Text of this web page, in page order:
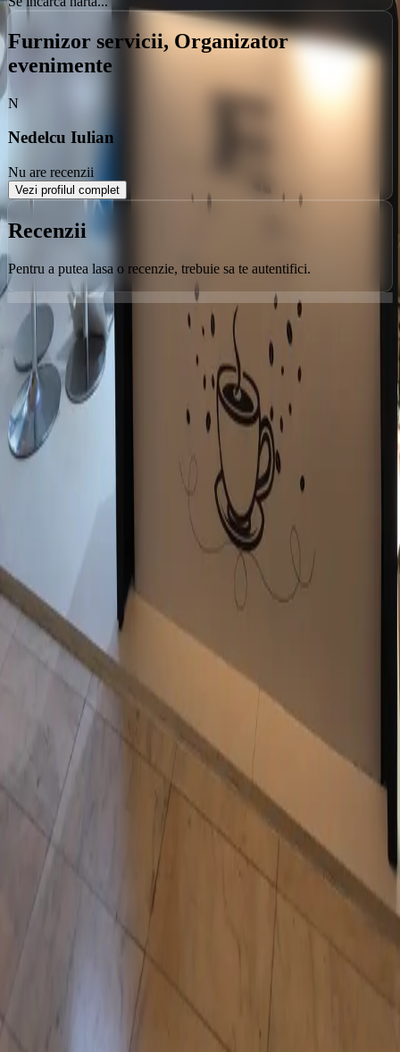
Furnizor servicii, Organizator
evenimente
N
Nedelcu Iulian
Nu are recenzii
Vezi profilul complet
Recenzii
Pentru a putea lasa o recenzie, trebuie sa te autentifici.
Orice poveste începe cu un loc
Urmărește-ne
Timișoara, România
Utile
Locații
Servicii
Evenimente
Despre
Contact
Beneficii
Termeni & Politici
This site is protected by reCAPTCHA Enterprise and the
apply.
UN:EVENT. Toate drepturile rezervate 🗲 Powered by